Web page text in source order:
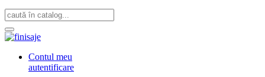
Contul meu
autentificare